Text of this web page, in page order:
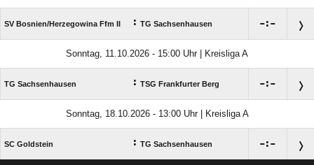
SV Bosnien/​Herzegowina Ffm II : TG Sachsenhausen :
Sonntag, 11.10.2026 - 15:00 Uhr | Kreisliga A
TG Sachsenhausen : TSG Frankfurter Berg :
Sonntag, 18.10.2026 - 13:00 Uhr | Kreisliga A
SC Goldstein : TG Sachsenhausen :